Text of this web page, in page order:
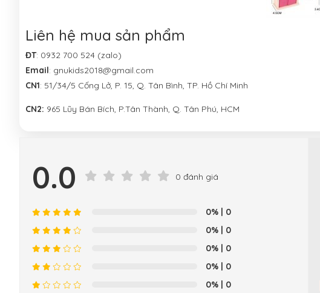
Liên hệ mua sản phẩm
ĐT: 0932 700 524 (zalo)
Email: gnukids2018@gmail.com
CN1: 51/34/5 Cống Lở, P. 15, Q. Tân Bình, TP. Hồ Chí Minh
CN2: 965 Lũy Bán Bích, P.Tân Thành, Q. Tân Phú, HCM
0.0 0 đánh giá
0% | 0
0% | 0
0% | 0
0% | 0
0% | 0